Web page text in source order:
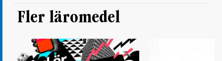
Fler läromedel